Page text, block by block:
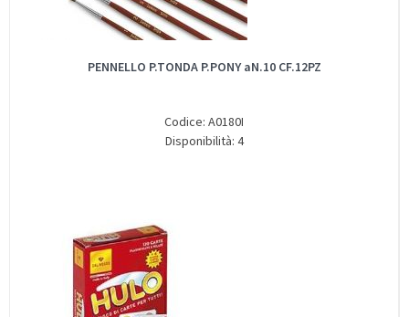
PENNELLO P.TONDA P.PONY aN.10 CF.12PZ
Codice: A0180I
Disponibilità: 4